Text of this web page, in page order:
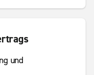
und